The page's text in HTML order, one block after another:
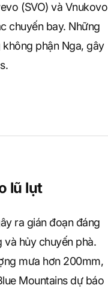
(SVO) và Vnukovo
chuyến bay. Những
phận Nga, gây
lũ lụt
ra gián đoạn đáng
hủy chuyến phà.
mưa hơn 200mm,
Mountains dự báo